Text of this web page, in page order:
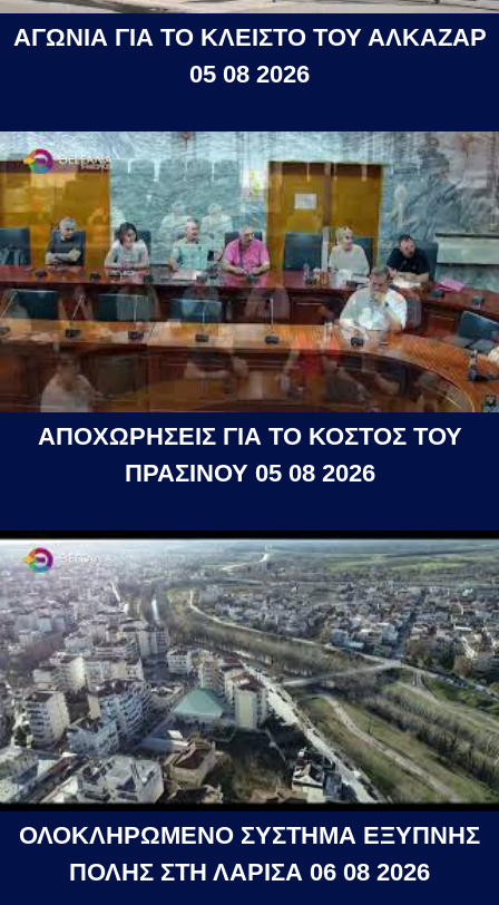
ΑΓΩΝΙΑ ΓΙΑ ΤΟ ΚΛΕΙΣΤΟ ΤΟΥ ΑΛΚΑΖΑΡ
05 08 2026
ΑΠΟΧΩΡΗΣΕΙΣ ΓΙΑ ΤΟ ΚΟΣΤΟΣ ΤΟΥ
ΠΡΑΣΙΝΟΥ 05 08 2026
ΟΛΟΚΛΗΡΩΜΕΝΟ ΣΥΣΤΗΜΑ ΕΞΥΠΝΗΣ
ΠΟΛΗΣ ΣΤΗ ΛΑΡΙΣΑ 06 08 2026